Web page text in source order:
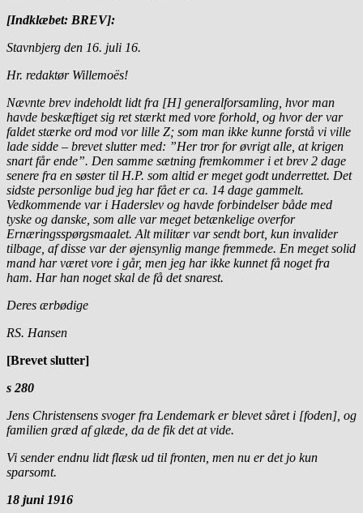
[Indklæbet: BREV]:
Stavnbjerg den 16. juli 16.
Hr. redaktør Willemoës!
Nævnte brev indeholdt lidt fra [H] generalforsamling, hvor man
havde beskæftiget sig ret stærkt med vore forhold, og hvor der var
faldet stærke ord mod vor lille Z; som man ikke kunne forstå vi ville
lade sidde – brevet slutter med: ”Her tror for øvrigt alle, at krigen
snart får ende”. Den samme sætning fremkommer i et brev 2 dage
senere fra en søster til H.P. som altid er meget godt underrettet. Det
sidste personlige bud jeg har fået er ca. 14 dage gammelt.
Vedkommende var i Haderslev og havde forbindelser både med
tyske og danske, som alle var meget betænkelige overfor
Ernæringsspørgsmaalet. Alt militær var sendt bort, kun invalider
tilbage, af disse var der øjensynlig mange fremmede. En meget solid
mand har været vore i går, men jeg har ikke kunnet få noget fra
ham. Har han noget skal de få det snarest.
Deres ærbødige
RS. Hansen
[Brevet slutter]
s 280
Jens Christensens svoger fra Lendemark er blevet såret i [foden], og
familien græd af glæde, da de fik det at vide.
Vi sender endnu lidt flæsk ud til fronten, men nu er det jo kun
sparsomt.
18 juni 1916